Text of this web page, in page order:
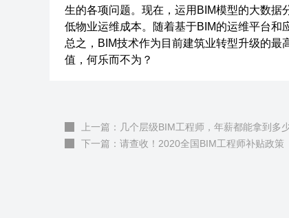
生的各项问题。现在，运用BIM模型的大数
低物业运维成本。随着基于BIM的运维平台和
总之，BIM技术作为目前建筑业转型升级的
值，何乐而不为？
上一篇：几个层级BIM工程师，年薪都能拿到多
下一篇：请查收！2020全国BIM工程师补贴政策